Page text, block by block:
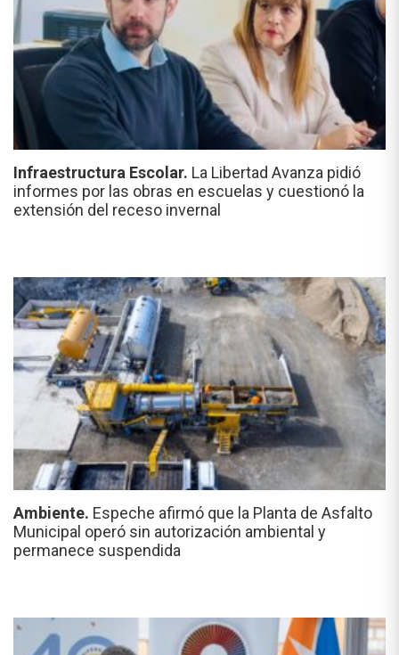
Infraestructura Escolar. La Libertad Avanza pidió
informes por las obras en escuelas y cuestionó la
extensión del receso invernal
Ambiente. Espeche afirmó que la Planta de Asfalto
Municipal operó sin autorización ambiental y
permanece suspendida